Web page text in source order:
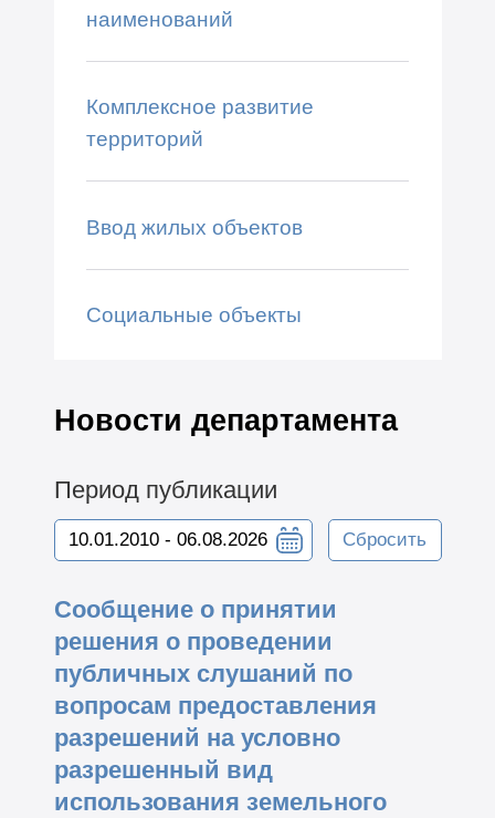
наименований
Комплексное развитие
территорий
Ввод жилых объектов
Социальные объекты
Новости департамента
Период публикации
Сбросить
Сообщение о принятии
решения о проведении
публичных слушаний по
вопросам предоставления
разрешений на условно
разрешенный вид
использования земельного